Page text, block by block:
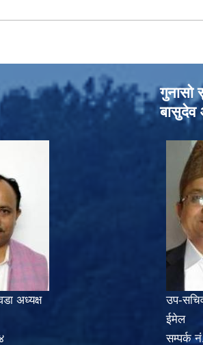
अध्यक्ष
गुनासो
बासुदेव
उप-
ईमेल
सम्पर्क